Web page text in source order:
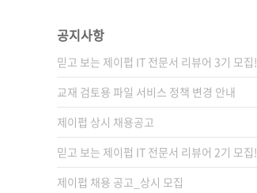
공지사항
믿고 보는 제이펍 IT 전문서 리뷰어 3기 모집!
교재 검토용 파일 서비스 정책 변경 안내
제이펍 상시 채용공고
믿고 보는 제이펍 IT 전문서 리뷰어 2기 모집!
제이펍 채용 공고_상시 모집